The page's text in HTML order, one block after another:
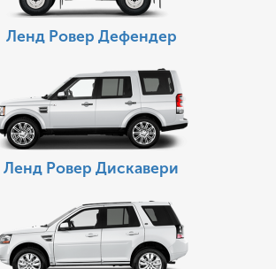
Ленд Ровер Дефендер
Ленд Ровер Дискавери